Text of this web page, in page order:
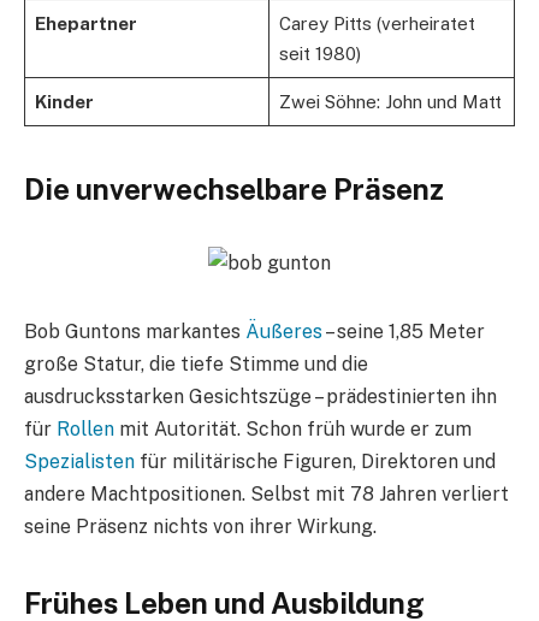
Ehepartner
Carey Pitts (verheiratet
seit 1980)
Kinder Zwei Söhne: John und Matt
Die unverwechselbare Präsenz
Bob Guntons markantes Äußeres – seine 1,85 Meter
große Statur, die tiefe Stimme und die
ausdrucksstarken Gesichtszüge – prädestinierten ihn
für Rollen mit Autorität. Schon früh wurde er zum
Spezialisten für militärische Figuren, Direktoren und
andere Machtpositionen. Selbst mit 78 Jahren verliert
seine Präsenz nichts von ihrer Wirkung.
Frühes Leben und Ausbildung